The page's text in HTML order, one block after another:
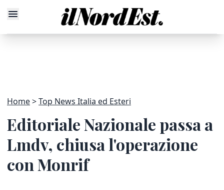
Home Top News Italia ed Esteri
Editoriale Nazionale passa a
Lmdv, chiusa l'operazione
con Monrif